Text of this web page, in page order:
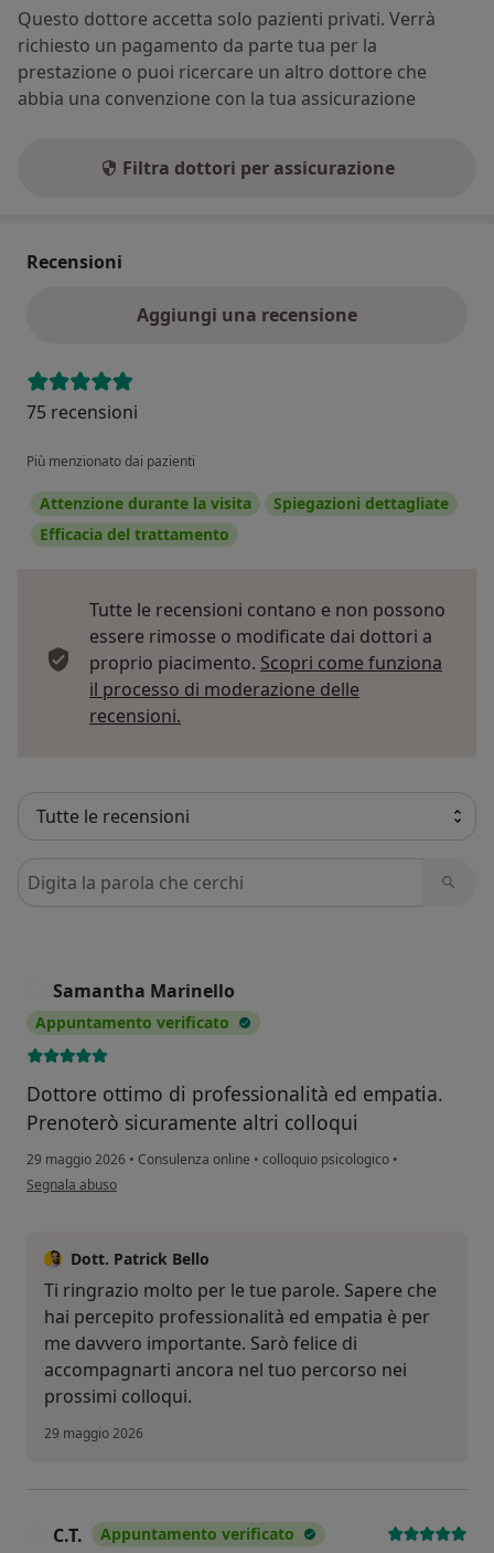
Questo dottore accetta solo pazienti privati. Verrà
richiesto un pagamento da parte tua per la
prestazione o puoi ricercare un altro dottore che
abbia una convenzione con la tua assicurazione
Filtra dottori per assicurazione
Recensioni
Aggiungi una recensione
75 recensioni
Più menzionato dai pazienti
Attenzione durante la visita
Spiegazioni dettagliate
Efficacia del trattamento
Tutte le recensioni contano e non possono
essere rimosse o modificate dai dottori a
proprio piacimento. Scopri come funziona
il processo di moderazione delle
recensioni.
Cerca nelle recensioni
Samantha Marinello
Appuntamento verificato
Dottore ottimo di professionalità ed empatia.
Prenoterò sicuramente altri colloqui
29 maggio 2026 • Consulenza online • colloquio psicologico •
secondo l'opinione dell'utente Samantha Marinello
Segnala abuso
Dott. Patrick Bello
Ti ringrazio molto per le tue parole. Sapere che
hai percepito professionalità ed empatia è per
me davvero importante. Sarò felice di
accompagnarti ancora nel tuo percorso nei
prossimi colloqui.
29 maggio 2026
C.T. Appuntamento verificato